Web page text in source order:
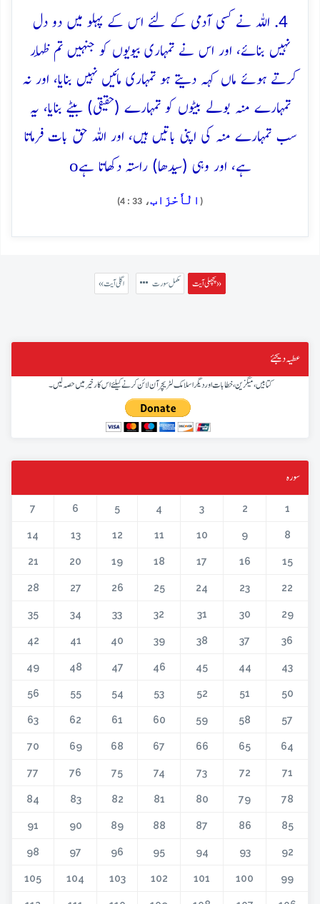
4. اللہ نے کسی آدمی کے لئے اس کے پہلو میں دو دل
نہیں بنائے، اور اس نے تمہاری بیویوں کو جنہیں تم ظِہار
کرتے ہوئے ماں کہہ دیتے ہو تمہاری مائیں نہیں بنایا، اور نہ
تمہارے منہ بولے بیٹوں کو تمہارے (حقیقی) بیٹے بنایا، یہ
سب تمہارے منہ کی اپنی باتیں ہیں، اور اللہ حق بات فرماتا
ہے، اور وہی (سیدھا) راستہ دکھاتا ہےo
( الْأَحْزَاب، 33 : 4)
پچھلی آیت » مکمل سورت « اگلی آیت
عطیہ دیجئے
کتابیں، میگزین، خطابات اور دیگر اسلامک لٹریچر آن لائن کرنے کیلئے اس کار خیر میں حصہ لیں۔
سورہ
1
2
3
4
5
6
7
8
9
10
11
12
13
14
15
16
17
18
19
20
21
22
23
24
25
26
27
28
29
30
31
32
33
34
35
36
37
38
39
40
41
42
43
44
45
46
47
48
49
50
51
52
53
54
55
56
57
58
59
60
61
62
63
64
65
66
67
68
69
70
71
72
73
74
75
76
77
78
79
80
81
82
83
84
85
86
87
88
89
90
91
92
93
94
95
96
97
98
99
100
101
102
103
104
105